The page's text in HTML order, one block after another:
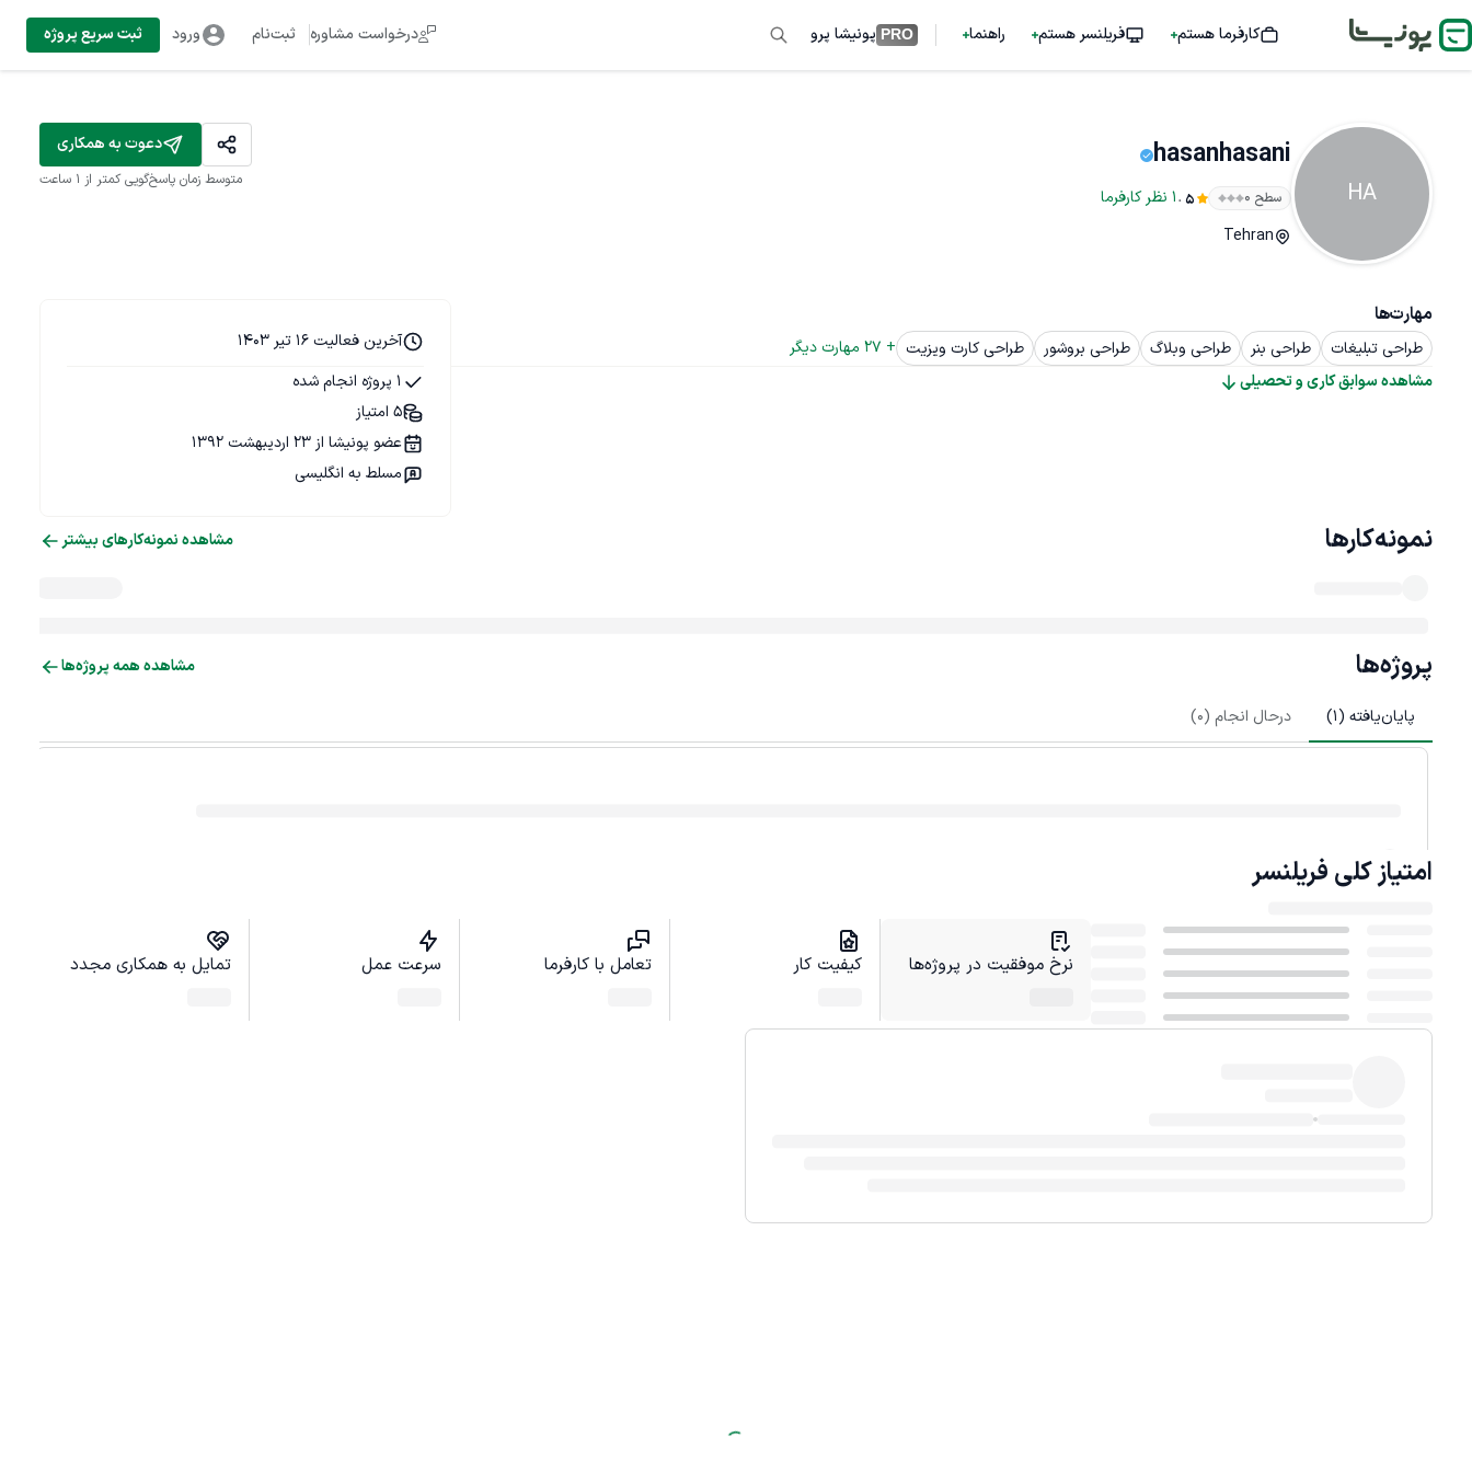
کارفرما هستم فریلنسر هستم راهنما PRO پونیشا پرو درخواست مشاوره ثبت‌نام ورود ثبت سریع پروژه
HA
hasanhasani
سطح ۰ 5
.
1 نظر کارفرما
Tehran
دعوت به همکاری
متوسط زمان پاسخ‌گویی کمتر از 1 ساعت
مهارت‌ها
طراحی تبلیغات طراحی بنر طراحی وبلاگ طراحی بروشور طراحی کارت ویزیت +
27 مهارت دیگر
مشاهده سوابق کاری و تحصیلی
آخرین فعالیت 16 تیر 1403
1 پروژه انجام شده
5 امتیاز
عضو پونیشا از 23 اردیبهشت 1392
مسلط به انگلیسی
نمونه‌کارها مشاهده نمونه‌کارهای بیشتر
پروژه‌ها مشاهده همه پروژه‌ها
پایان‌یافته (1
) درحال انجام (0
)
امتیاز کلی فریلنسر
نرخ موفقیت در پروژه‌ها کیفیت کار تعامل با کارفرما سرعت عمل تمایل به همکاری مجدد